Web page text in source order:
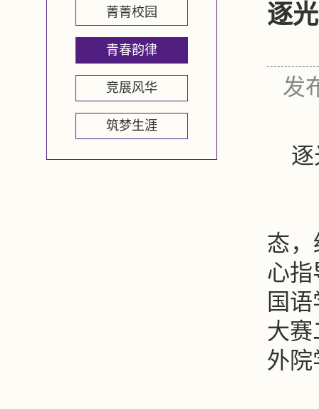
菁菁校园
青春韵律
竞展风华
筑梦生涯
逐
发
态
心
国
大
外院